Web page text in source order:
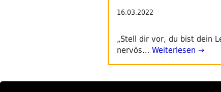
16.03.2022
„Stell dir vor, du bist dein
nervös… Weiterlesen →